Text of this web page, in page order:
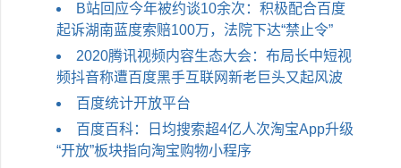
B站回应今​年被约谈10余次：积极配合百度
起诉湖南蓝度索赔100万，法院下达“禁止令”
2020腾讯视频内容生态大会：布局长中短视
频抖音称遭百度黑手互联网新老巨头又起风波
百度统计开放平台
百度百科：日均搜索超4亿人次淘宝App升级
“开放”板块指向淘宝购物小程序